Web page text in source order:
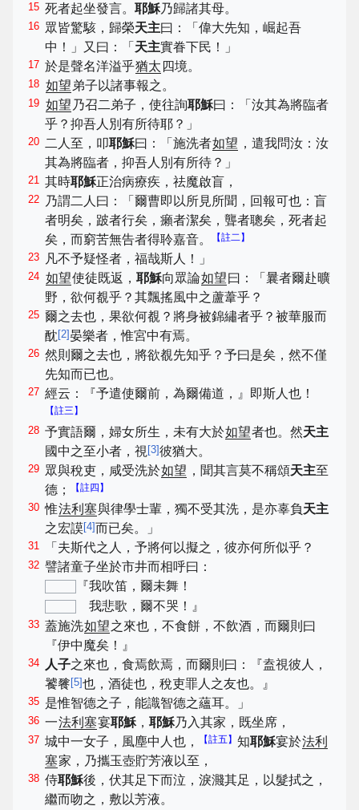
15 死者起坐發言。耶穌乃歸諸其母。
16 眾皆驚駭，歸榮天主曰：「偉大先知，崛起吾
中！」又曰：「 天主實眷下民！」
17 於是聲名洋溢乎猶太 四境。
18 如望弟子以諸事報之。
19 如望 乃召二弟子，使往詢耶穌曰：「汝其為將臨者
乎？抑吾人別有所待耶？」
20 二人至，叩耶穌曰：「施洗者如望 ，遣我問汝：汝
其為將臨者，抑吾人別有所待？」
21 其時耶穌正治病療疾，祛魔啟盲，
22 乃謂二人曰：「爾曹即以所見所聞，回報可也：盲
者明矣，跛者行矣，癩者潔矣，聾者聰矣，死者起
矣，而窮苦無告者得聆嘉音。
【註二】
23 凡不予疑怪者，福哉斯人！」
24 如望使徒既返，耶穌向眾論如望曰：「曩者爾赴曠
野，欲何覩乎？其飄搖風中之蘆葦乎？
25 爾之去也，果欲何覩？將身被錦繡者乎？被華服而
酖[2]晏樂者，惟宮中有焉。
26 然則爾之去也，將欲覩先知乎？予曰是矣，然不僅
先知而已也。
27 經云：『予遣使爾前，為爾備道，』即斯人也！
【註三】
28 予實語爾，婦女所生，未有大於如望者也。然天主
國中之至小者，視[3]彼猶大。
29 眾與稅吏，咸受洗於如望 ，聞其言莫不稱頌天主至
德；
【註四】
30 惟法利塞與律學士輩，獨不受其洗，是亦辜負天主
之宏謨[4]而已矣。」
31 「夫斯代之人，予將何以擬之，彼亦何所似乎？
32 譬諸童子坐於市井而相呼曰：
『我吹笛，爾未舞！
我悲歌，爾不哭！』
33 蓋施洗如望之來也，不食餅，不飲酒，而爾則曰
『伊中魔矣！』
34 人子之來也，食焉飲焉，而爾則曰：『盍視彼人，
饕餮 [5]也，酒徒也，稅吏罪人之友也。』
35 是惟智德之子，能識智德之蘊耳。」
36 一法利塞宴耶穌，耶穌乃入其家，既坐席，
37 城中一女子，風塵中人也， 【註五】知耶穌宴於法利
塞家，乃攜玉壺貯芳液以至，
38 侍耶穌後，伏其足下而泣，淚濺其足，以髮拭之，
繼而吻之，敷以芳液。